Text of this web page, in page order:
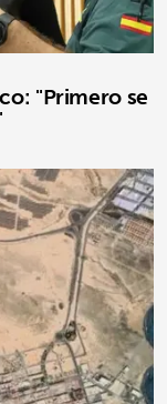
"Primero se